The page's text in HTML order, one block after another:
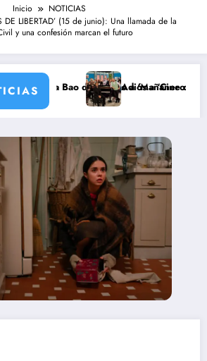
Inicio
NOTICIAS
DE LIBERTAD’ (15 de junio): Una llamada de la
y una confesión marcan el futuro
da el salto a ‘Mañaneros 360’
Adiós a ‘Cine de barrio’ de La 1